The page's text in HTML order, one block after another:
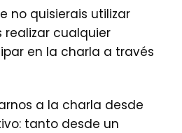
no quisierais utilizar
cualquier
en la charla a través
a la charla desde
tanto desde un